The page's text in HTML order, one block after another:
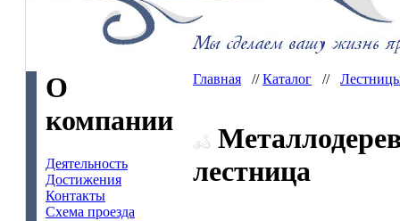
О
компании
Деятельность
Достижения
Контакты
Схема проезда
Главная //Каталог //
лестница